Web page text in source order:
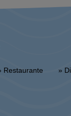
» Restaurante »